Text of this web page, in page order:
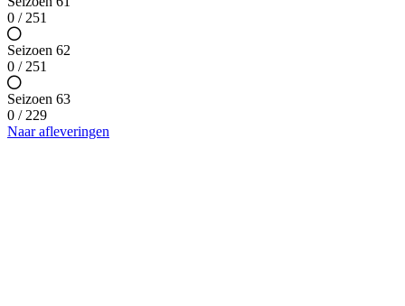
0 / 251
Seizoen 62
0 / 251
Seizoen 63
0 / 229
Naar afleveringen